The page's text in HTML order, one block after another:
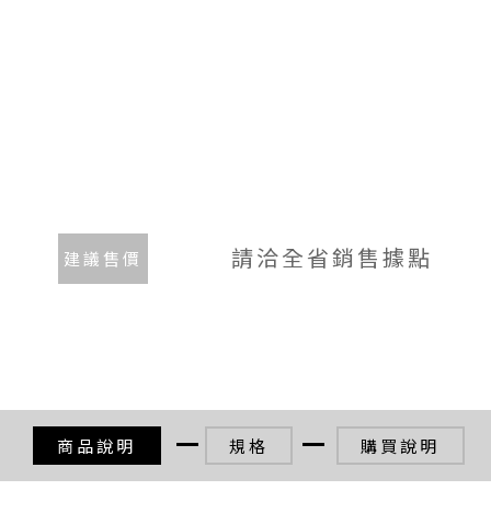
建議售價 請洽全省銷售據點
商品說明 規格 購買說明